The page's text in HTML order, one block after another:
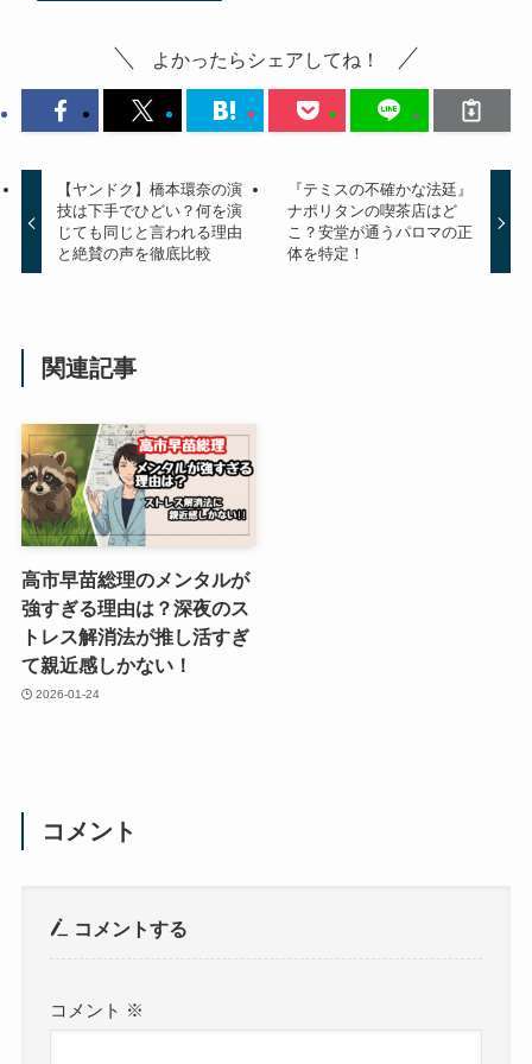
よかったらシェアしてね！
【ヤンドク】橋本環奈の演
技は下手でひどい？何を演
じても同じと言われる理由
と絶賛の声を徹底比較
『テミスの不確かな法廷』
ナポリタンの喫茶店はど
こ？安堂が通うパロマの正
体を特定！
関連記事
高市早苗総理のメンタルが
強すぎる理由は？深夜のス
トレス解消法が推し活すぎ
て親近感しかない！
2026-01-24
コメント
コメントする
コメント ※